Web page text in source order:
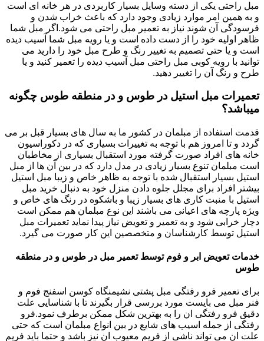
مبل راحتی یکی از دسته وسایل بسیار کاربردی در هر خانه ای است
و به همین امر موارد زیادی وجود دارد که باعث خراب شدن و
فرسودگی آن شوند نیاز به تعمیر مبل راحتی می شود.اگر مبل شما
ظاهر اولیه خود را از دست داده است و یا رویه مبل شما آسیب دیده
است و یا حتی تصمیم به تغییر رنگ و طرح مبل خود را دارید می
توانید با رویه کوبی مبل راحتی مبل آسیب دیده را تعمیر کنید و یا
طرح و رنگ آن را تغییر دهید.
تعمیرات مبل استیل در طوس و در منطقه طوس چگونه
میباشد؟
قدمت استفاده از مبلمان در کشور ما به سال های بسیار قبل بر می
گردد و تا امروز هم با توجه به تغییرات بسیاری که در دکوراسیون
خانه های افراد صورت گرفته مورد استقبال بسیاری از مخاطبان
است مبلمان تنوع بسیار زیادی در مدل دارد که در بین آن ها از مبل
استیل بسیار استقبال شده با توجه به ظاهر خاص و زیبا مبل استیل
بیشتر افراد برای مجلل جلوه دادن منزل خود به دنبال خرید مبل
استیل با منبت کاری های بسیار زیبا و باشکوه در رنگ های خاص و
ویژه پارچه های اعیانی می باشند این نوع مبلمان هم ممکن است
دچار خرابی شود و به تعمیر و تعویض نیاز پیدا نماید تعمیرات مبل
استیل توسط کارشناسان و متخصصین این کار صورت می گیرد.
خدمات تعویض ابر و فوم توسط تعمیر مبل در طوس و در منطقه
طوس
برای تعمیر فرو رفتگی مبل پشتی نشیمنگاه کوسن اسفنج فوم و
فنر مبل می بایست مورد بررسی قرار بگیرند تا با شناسایی علت
دقیق فرو رفتگی ان را به بهترین شکل ممکن برطرف نمود.فرو
رفتگی از جمله اسیب های شایع در بین انواع مبلمان است که حتی
علت ان می تواند ناشی از فریم معیوب ان نیز باشد و حتما باید فریم